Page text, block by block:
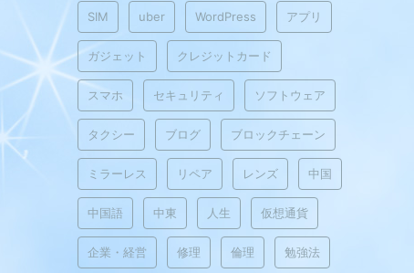
SIM uber WordPress アプリ
ガジェット クレジットカード
スマホ セキュリティ ソフトウェア
タクシー ブログ ブロックチェーン
ミラーレス リペア レンズ 中国
中国語 中東 人生 仮想通貨
企業・経営 修理 倫理 勉強法